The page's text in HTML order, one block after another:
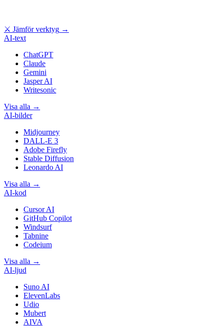
⚔ Jämför verktyg →
AI-text
ChatGPT
Claude
Gemini
Jasper AI
Writesonic
Visa alla →
AI-bilder
Midjourney
DALL-E 3
Adobe Firefly
Stable Diffusion
Leonardo AI
Visa alla →
AI-kod
Cursor AI
GitHub Copilot
Windsurf
Tabnine
Codeium
Visa alla →
AI-ljud
Suno AI
ElevenLabs
Udio
Mubert
AIVA